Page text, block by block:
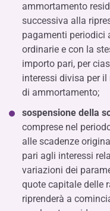
ammortamento
successiva alla
pagamenti periodici
ordinarie e con la
importo pari, per
interessi divisa per
di ammortamento;
sospensione della
comprese nel
alle scadenze
pari agli interessi
variazioni dei
quote capitale delle
riprenderà a